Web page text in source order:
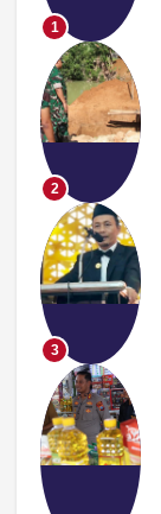
1
2
3